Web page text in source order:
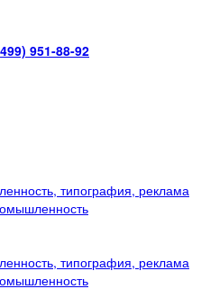
951-88-92
типография, реклама
типография, реклама